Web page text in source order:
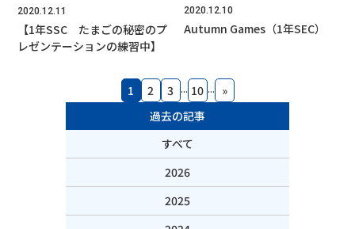
2020.12.11
【1年SSC たまごの秘密のプ
レゼンテーションの練習中】
2020.12.10
Autumn Games（1年SEC）
1 2 3 ... 10 ... »
過去の記事
すべて
2026
2025